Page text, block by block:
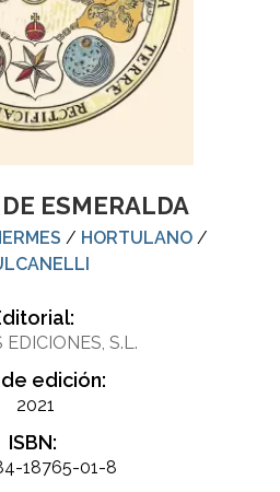
ESMERALDA
/ HORTULANO /
EDICIONES, S.L.
edición:
2021
ISBN:
18765-01-8